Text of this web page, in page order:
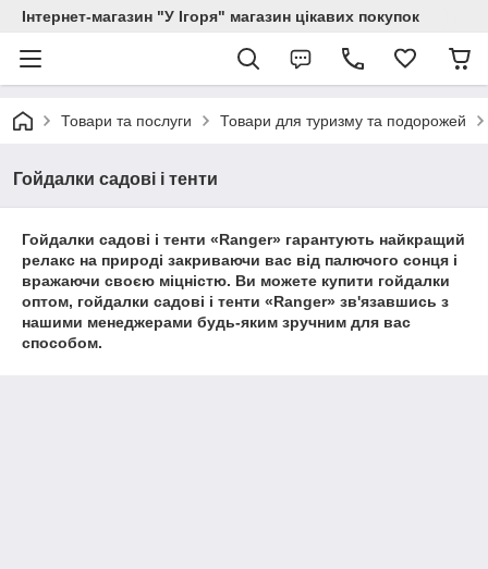
Інтернет-магазин "У Ігоря" магазин цікавих покупок
Товари та послуги Товари для туризму та подорожей
Гойдалки садові і тенти
Гойдалки садові і тенти «Ranger» гарантують найкращий
релакс на природі закриваючи вас від палючого сонця і
вражаючи своєю міцністю. Ви можете купити гойдалки
оптом, гойдалки садові і тенти «Ranger» зв'язавшись з
нашими менеджерами будь-яким зручним для вас
способом.